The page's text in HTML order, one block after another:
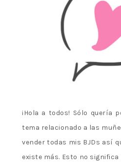
¡Hola a todos! Sólo quería
tema relacionado a las
vender todas mis BJDs así
existe más. Esto no